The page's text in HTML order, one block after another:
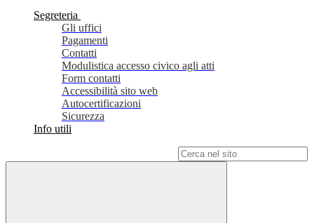
Segreteria
Gli uffici
Pagamenti
Contatti
Modulistica accesso civico agli atti
Form contatti
Accessibilità sito web
Autocertificazioni
Sicurezza
Info utili